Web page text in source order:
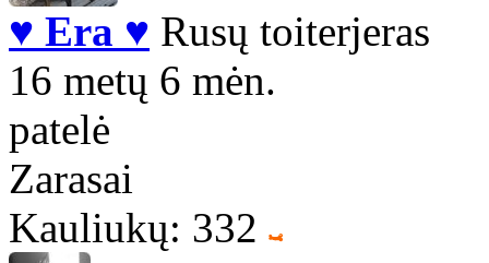
♥ Era ♥ Rusų toiterjeras
16 metų 6 mėn.
patelė
Zarasai
Kauliukų: 332